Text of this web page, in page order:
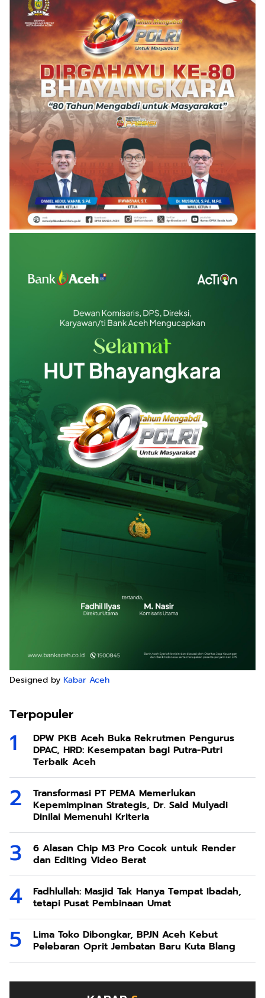
Designed by Kabar Aceh
Terpopuler
DPW PKB Aceh Buka Rekrutmen Pengurus
DPAC, HRD: Kesempatan bagi Putra-Putri
Terbaik Aceh
Transformasi PT PEMA Memerlukan
Kepemimpinan Strategis, Dr. Said Mulyadi
Dinilai Memenuhi Kriteria
6 Alasan Chip M3 Pro Cocok untuk Render
dan Editing Video Berat
Fadhlullah: Masjid Tak Hanya Tempat Ibadah,
tetapi Pusat Pembinaan Umat
Lima Toko Dibongkar, BPJN Aceh Kebut
Pelebaran Oprit Jembatan Baru Kuta Blang